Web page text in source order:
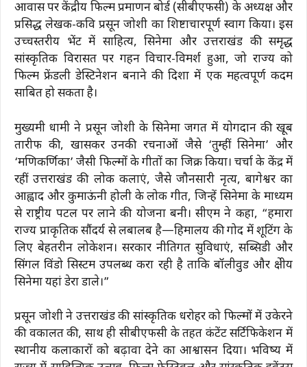
आवास पर केंद्रीय फिल्म प्रमाणन बोर्ड (सीबीएफसी) के अध्यक्ष और
प्रसिद्ध लेखक-कवि प्रसून जोशी का शिष्टाचारपूर्ण स्वाग किया। इस
उच्चस्तरीय भेंट में साहित्य, सिनेमा और उत्तराखंड की समृद्ध
सांस्कृतिक विरासत पर गहन विचार-विमर्श हुआ, जो राज्य को
फिल्म फ्रेंडली डेस्टिनेशन बनाने की दिशा में एक महत्वपूर्ण कदम
साबित हो सकता है।
मुख्यमंत्री धामी ने प्रसून जोशी के सिनेमा जगत में योगदान की खूब
तारीफ की, खासकर उनकी रचनाओं जैसे ‘तुम्हीं सिनेमा’ और
‘मणिकर्णिका’ जैसी फिल्मों के गीतों का जिक्र किया। चर्चा के केंद्र में
रहीं उत्तराखंड की लोक कलाएं, जैसे जौनसारी नृत्य, बागेश्वर का
आह्वाद और कुमाऊंनी होली के लोक गीत, जिन्हें सिनेमा के माध्यम
से राष्ट्रीय पटल पर लाने की योजना बनी। सीएम ने कहा, “हमारा
राज्य प्राकृतिक सौंदर्य से लबालब है—हिमालय की गोद में शूटिंग के
लिए बेहतरीन लोकेशन। सरकार नीतिगत सुविधाएं, सब्सिडी और
सिंगल विंडो सिस्टम उपलब्ध करा रही है ताकि बॉलीवुड और क्षेत्रीय
सिनेमा यहां डेरा डाले।”
प्रसून जोशी ने उत्तराखंड की सांस्कृतिक धरोहर को फिल्मों में उकेरने
की वकालत की, साथ ही सीबीएफसी के तहत कंटेंट सर्टिफिकेशन में
स्थानीय कलाकारों को बढ़ावा देने का आश्वासन दिया। भविष्य में